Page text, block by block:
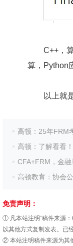
C++，算
算，Python
以上就是
高顿：25年FRM
高顿：了解看看
CFA+FRM，金融
高顿教育：协会公
免责声明：
① 凡本站注明“稿件来源
以其他方式复制发表。已
② 本站注明稿件来源为其